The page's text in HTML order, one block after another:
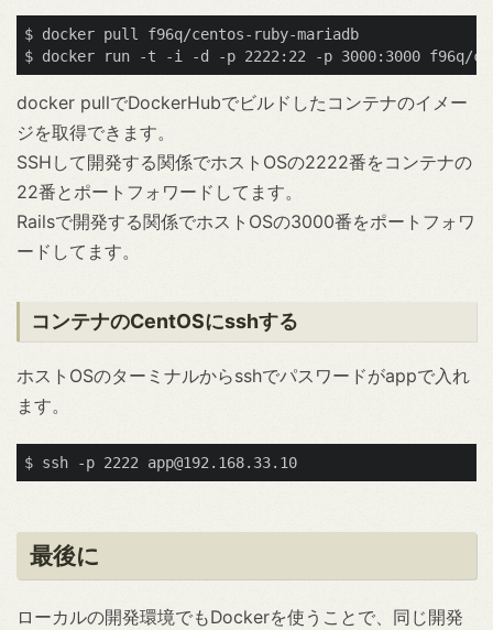
$ docker pull f96q/centos-ruby-mariadb
docker pullでDockerHubでビルドしたコンテナのイメー
ジを取得できます。
SSHして開発する関係でホストOSの2222番をコンテナの
22番とポートフォワードしてます。
Railsで開発する関係でホストOSの3000番をポートフォワ
ードしてます。
コンテナのCentOSにsshする
ホストOSのターミナルからsshでパスワードがappで入れ
ます。
最後に
ローカルの開発環境でもDockerを使うことで、同じ開発